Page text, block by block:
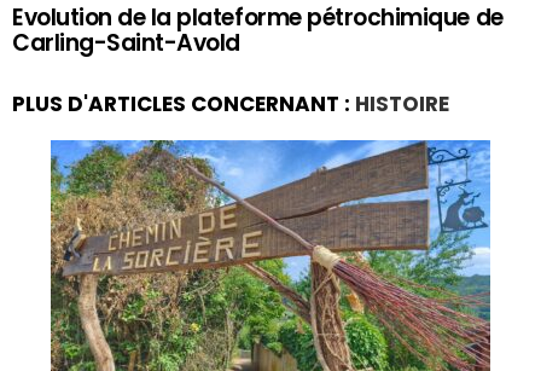
Evolution de la plateforme pétrochimique de
Carling-Saint-Avold
PLUS D'ARTICLES CONCERNANT : HISTOIRE